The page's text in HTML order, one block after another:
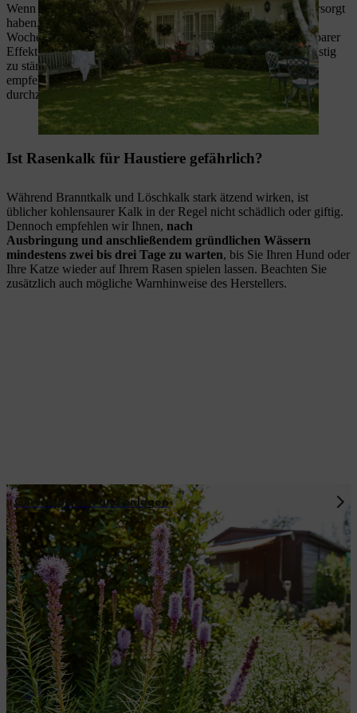
Wenn Sie Ihren Rasen mit der richtigen Menge Gartenkalk versorgt
haben, weist der Boden in Ihrem Garten bereits nach wenigen
Wochen den gewünschten pH-Wert auf. Ein unmittelbar sichtbarer
Effekt ist allerdings nicht zu erwarten. Um Ihren Rasen langfristig
zu stärken, sollten Sie ihn daher regelmäßig kalken. Wir
empfehlen,
alle zwei bis drei Jahre eine Bodenanalyse
durchzuführen und dann entsprechend zu handeln.
Ist Rasenkalk für Haustiere gefährlich?
Während Branntkalk und Löschkalk stark ätzend wirken, ist
üblicher kohlensaurer Kalk in der Regel nicht schädlich oder giftig.
Dennoch empfehlen wir Ihnen, nach
Ausbringung und anschließendem gründlichen Wässern
mindestens zwei bis drei Tage zu warten, bis Sie Ihren Hund oder
Ihre Katze wieder auf Ihrem Rasen spielen lassen. Beachten Sie
zusätzlich auch mögliche Warnhinweise des Herstellers.
Garten planen und anlegen